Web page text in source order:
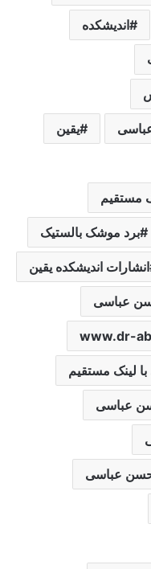
اندیشکده
یقین
مستقیم
برد موشک بالستیک
انشارات اندیشکده یقین
عباسی
www.dr-
لینک مستقیم
عباسی
عباسی